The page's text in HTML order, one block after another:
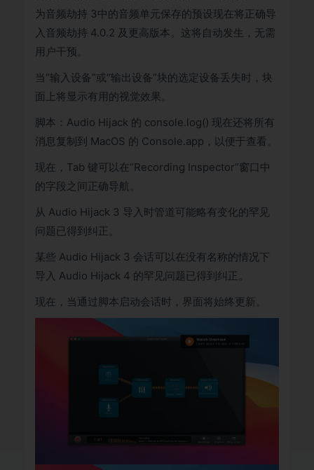
为音频劫持 3中的音频单元保存的预设现在将正确导
入音频劫持 4.0.2 及更高版本。这将自动发生，无需
用户干预。
当“输入设备”或“输出设备”块的选定设备丢失时，块
面上将显示有用的视觉效果。
脚本：Audio Hijack 的 console.log() 现在还将所有
消息复制到 MacOS 的 Console.app，以便于查看。
现在，Tab 键可以在“Recording Inspector”窗口中
的字段之间正确导航。
从 Audio Hijack 3 导入时管道可能略有变化的罕见
问题已得到纠正。
某些 Audio Hijack 3 会话可以在没有名称的情况下
导入 Audio Hijack 4 的罕见问题已得到纠正。
现在，当通过脚本启动会话时，界面将始终更新。